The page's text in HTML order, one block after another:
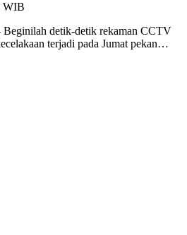
WIB
Beginilah detik-detik rekaman CCTV
terjadi pada Jumat pekan…